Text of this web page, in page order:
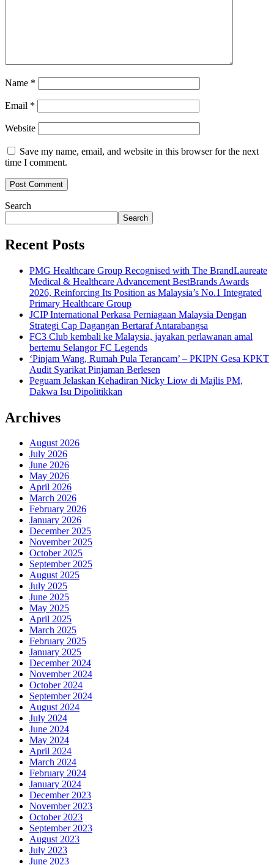
Name *
Email *
Website
Save my name, email, and website in this browser for the next
time I comment.
Search
Search
Recent Posts
PMG Healthcare Group Recognised with The BrandLaureate
Medical & Healthcare Advancement BestBrands Awards
2026, Reinforcing Its Position as Malaysia’s No.1 Integrated
Primary Healthcare Group
JCIP International Perkasa Perniagaan Malaysia Dengan
Strategi Cap Dagangan Bertaraf Antarabangsa
FC3 Club kembali ke Malaysia, jayakan perlawanan amal
bertemu Selangor FC Legends
‘Pinjam Wang, Rumah Pula Terancam’ – PKIPN Gesa KPKT
Audit Syarikat Pinjaman Berlesen
Peguam Jelaskan Kehadiran Nicky Liow di Majlis PM,
Dakwa Isu Dipolitikkan
Archives
August 2026
July 2026
June 2026
May 2026
April 2026
March 2026
February 2026
January 2026
December 2025
November 2025
October 2025
September 2025
August 2025
July 2025
June 2025
May 2025
April 2025
March 2025
February 2025
January 2025
December 2024
November 2024
October 2024
September 2024
August 2024
July 2024
June 2024
May 2024
April 2024
March 2024
February 2024
January 2024
December 2023
November 2023
October 2023
September 2023
August 2023
July 2023
June 2023